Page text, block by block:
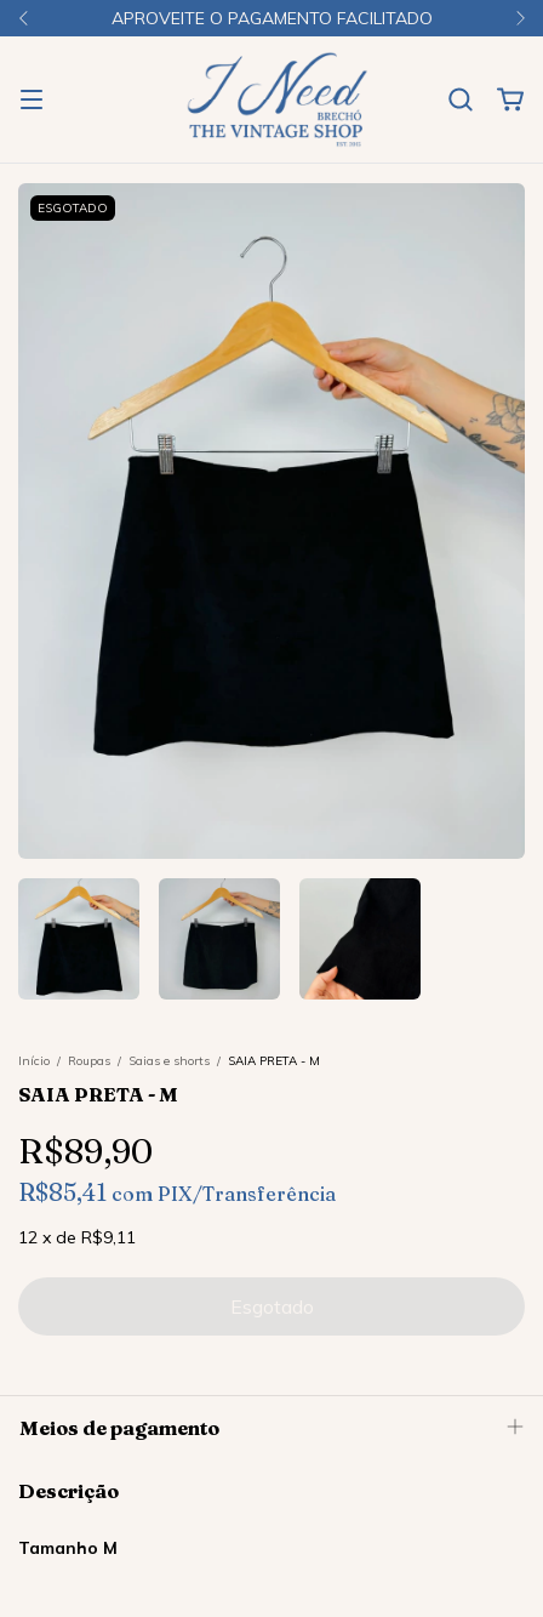
APROVEITE O PAGAMENTO FACILITADO
ESGOTADO
Início / Roupas / Saias e shorts / SAIA PRETA - M
SAIA PRETA - M
R$89,90
R$85,41 com PIX/Transferência
12 x de R$9,11
Meios de pagamento
Descrição
Tamanho M